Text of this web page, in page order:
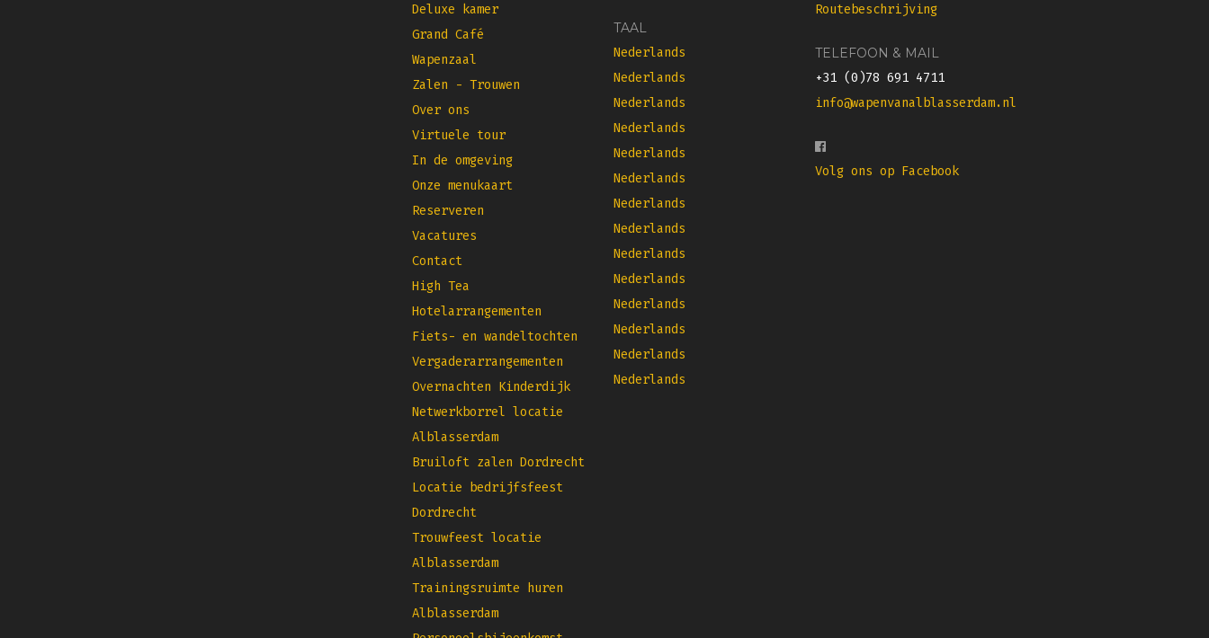
Deluxe kamer
Grand Café
Wapenzaal
Zalen - Trouwen
Over ons
Virtuele tour
In de omgeving
Onze menukaart
Reserveren
Vacatures
Contact
High Tea
Hotelarrangementen
Fiets- en wandeltochten
Vergaderarrangementen
Overnachten Kinderdijk
Netwerkborrel locatie
Alblasserdam
Bruiloft zalen Dordrecht
Locatie bedrijfsfeest
Dordrecht
Trouwfeest locatie
Alblasserdam
Trainingsruimte huren
Alblasserdam
TAAL
Nederlands
Nederlands
Nederlands
Nederlands
Nederlands
Nederlands
Nederlands
Nederlands
Nederlands
Nederlands
Nederlands
Nederlands
Nederlands
Nederlands
Routebeschrijving
TELEFOON & MAIL
+31 (0)78 691 4711
info@wapenvanalblasserdam.nl
Volg ons op Facebook